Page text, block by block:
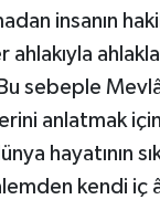
insanın
sebeple
anlatmak
hayatının
kendi iç